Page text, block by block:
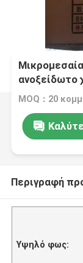
ανοξείδωτο
02B0476/
για τη Liugong
MOQ：20
Περιγραφή
Υψηλό φως: